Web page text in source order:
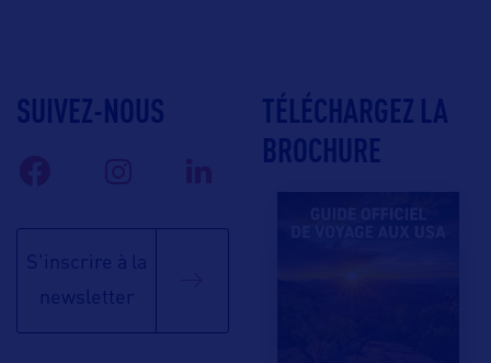
SUIVEZ-NOUS
S'inscrire à la
newsletter
TÉLÉCHARGEZ LA
BROCHURE